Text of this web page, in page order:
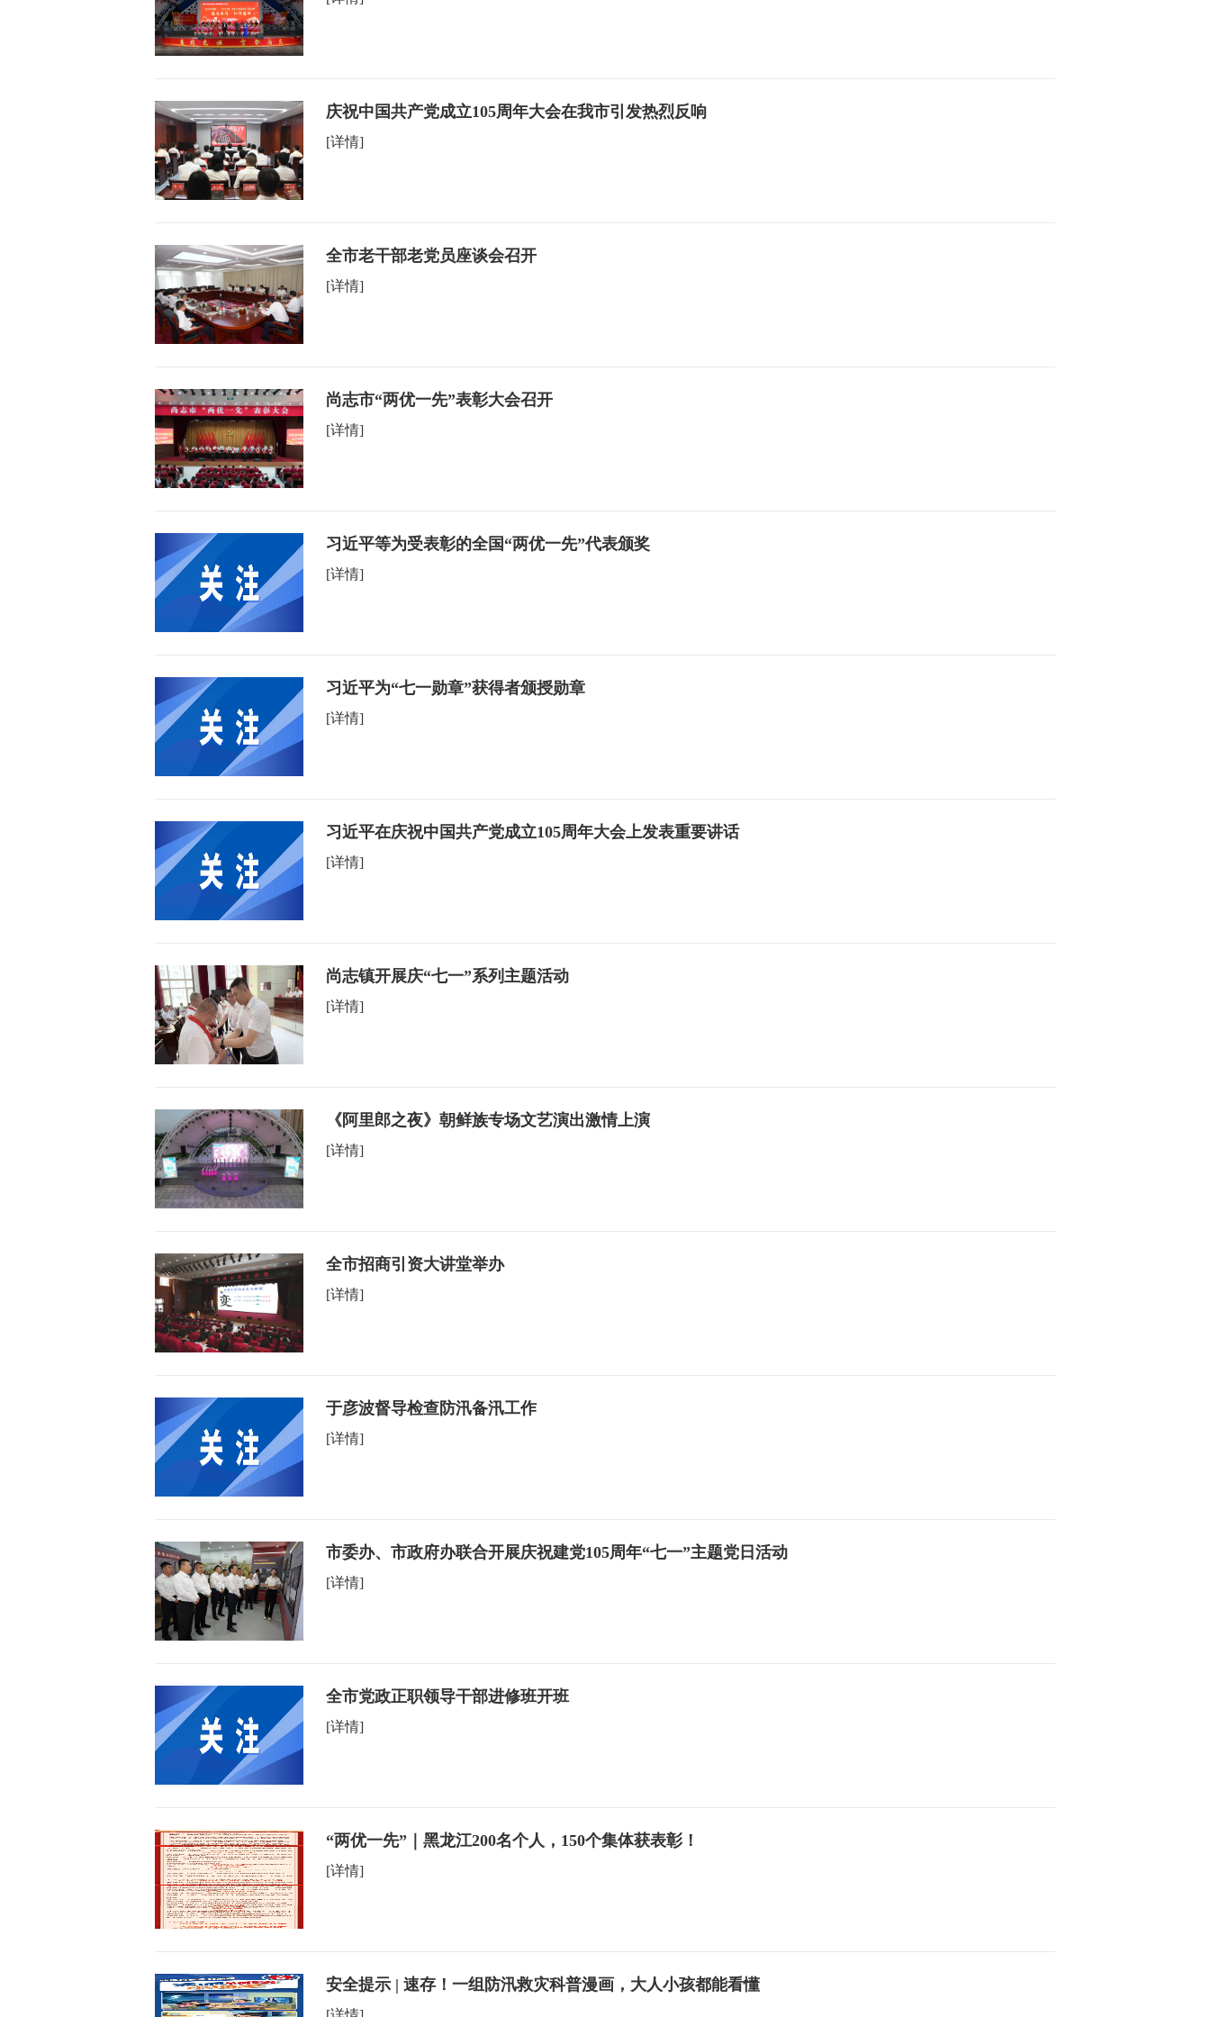
庆祝中国共产党成立105周年大会在我市引发热烈反响
[详情]
全市老干部老党员座谈会召开
[详情]
尚志市“两优一先”表彰大会召开
[详情]
习近平等为受表彰的全国“两优一先”代表颁奖
[详情]
习近平为“七一勋章”获得者颁授勋章
[详情]
习近平在庆祝中国共产党成立105周年大会上发表重要讲话
[详情]
尚志镇开展庆“七一”系列主题活动
[详情]
《阿里郎之夜》朝鲜族专场文艺演出激情上演
[详情]
全市招商引资大讲堂举办
[详情]
于彦波督导检查防汛备汛工作
[详情]
市委办、市政府办联合开展庆祝建党105周年“七一”主题党日活动
[详情]
全市党政正职领导干部进修班开班
[详情]
“两优一先”｜黑龙江200名个人，150个集体获表彰！
[详情]
安全提示 | 速存！一组防汛救灾科普漫画，大人小孩都能看懂